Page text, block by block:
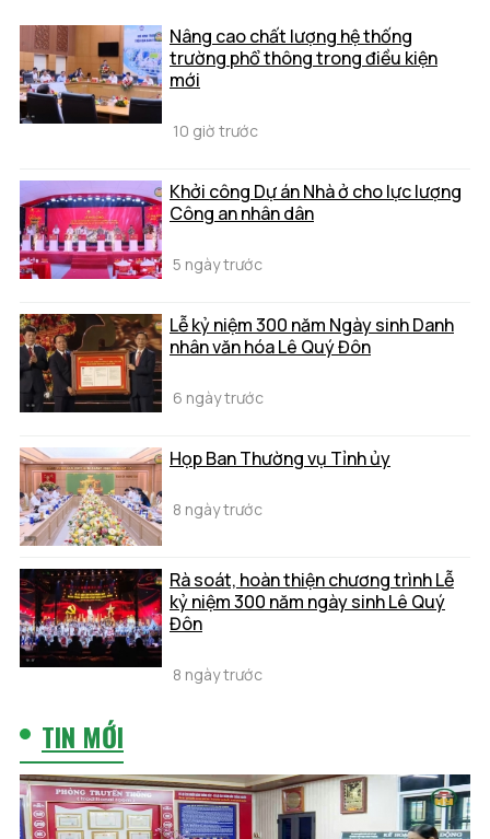
Nâng cao chất lượng hệ thống
trường phổ thông trong điều kiện
mới
10 giờ trước
Khởi công Dự án Nhà ở cho lực lượng
Công an nhân dân
5 ngày trước
Lễ kỷ niệm 300 năm Ngày sinh Danh
nhân văn hóa Lê Quý Đôn
6 ngày trước
Họp Ban Thường vụ Tỉnh ủy
8 ngày trước
Rà soát, hoàn thiện chương trình Lễ
kỷ niệm 300 năm ngày sinh Lê Quý
Đôn
8 ngày trước
TIN MỚI